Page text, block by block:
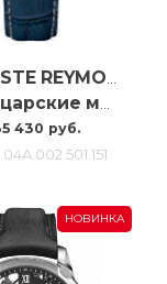
AUGUSTE REYMOND
Швейцарские мужские часы с автоподзаводом Auguste Reymond Unity AR.UN.04A.002.501.151
430 руб.
НОВИНКА